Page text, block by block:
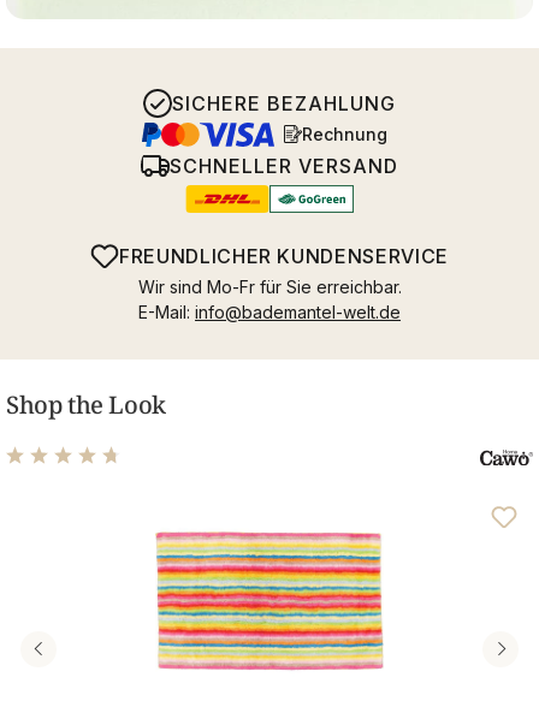
SICHERE BEZAHLUNG
Rechnung
SCHNELLER VERSAND
FREUNDLICHER KUNDENSERVICE
Wir sind Mo-Fr für Sie erreichbar.
E-Mail: info@bademantel-welt.de
Shop the Look